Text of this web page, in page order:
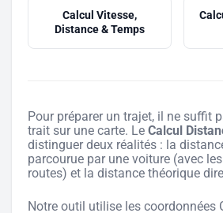
Calcul Vitesse,
Distance & Temps
Pour préparer un trajet, il ne suffit
trait sur une carte. Le Calcul
distinguer deux réalités : la
parcourue par une voiture (avec
routes) et la distance théorique
Notre outil utilise les coordonnées